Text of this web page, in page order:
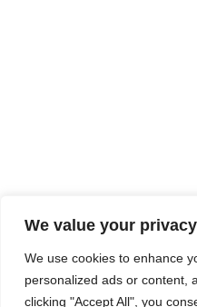
We value your privacy
We use cookies to enhance
personalized ads or content,
clicking "Accept All", you